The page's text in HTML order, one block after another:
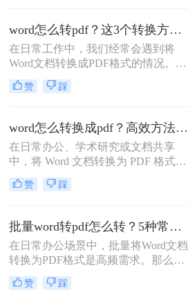
全性高的特点，成为文件归档、传阅
和打印的首选格式。然而，许多用户
仅知其一，不知其二，往往在转换过
程中遇到格式错乱、体积过大或无法
编辑等问题。
word怎么转pdf？这3个转换方法赶紧收藏起来
在日常工作中，我们经常会遇到将
Word文档转换成PDF格式的情况。
PDF格式不仅可以保留文档的格式和
布局，还可以保证文档在不同设备上
word怎么转PDF，以及一些常见的
Word转PDF问题。
赞 踩
word怎么转换成pdf？高效方法与专业建议！
在日常办公、学术研究或文档共享
中，将 Word 文档转换为 PDF 格式已
成为刚需。PDF 格式的跨平台一致
性、防篡改特性和专业外观使其成为
转换成pdf呢？本文将深入探讨多种高
效转换方法，涵盖不同场景需求，助
您轻松实现完美转换。
赞 踩
批量word转pdf怎么转？5种常用方法详解！
在日常办公场景中，批量将Word文档
转换为PDF格式是高频需求。那么批
量word转pdf怎么转呢？本文从四种主
流转换方案，适合不同场景和用户需
赞 踩